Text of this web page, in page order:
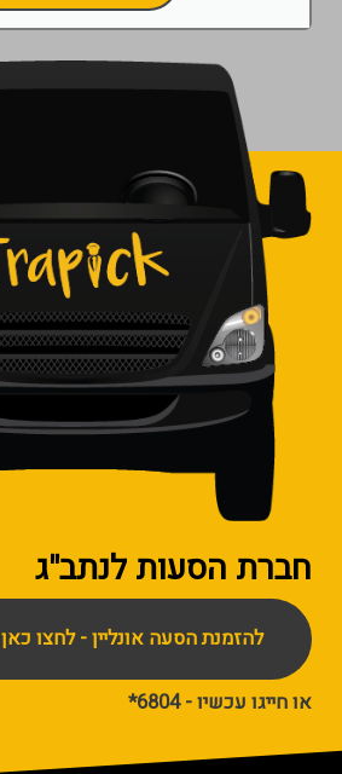
חברת הסעותלנתב"ג
להזמנת הסעה אונליין - לחצו כאן
או חייגו עכשיו - 6804*